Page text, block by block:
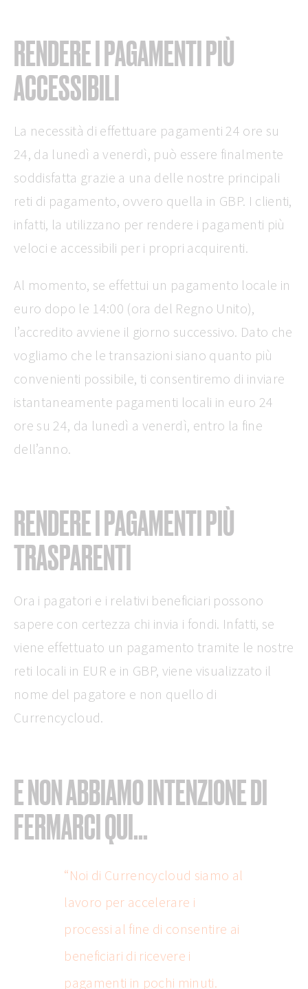
RENDERE I PAGAMENTI PIÙ
ACCESSIBILI
La necessità di effettuare pagamenti 24 ore su
24, da lunedì a venerdì, può essere finalmente
soddisfatta grazie a una delle nostre principali
reti di pagamento, ovvero quella in GBP. I clienti,
infatti, la utilizzano per rendere i pagamenti più
veloci e accessibili per i propri acquirenti.
Al momento, se effettui un pagamento locale in
euro dopo le 14:00 (ora del Regno Unito),
l’accredito avviene il giorno successivo. Dato che
vogliamo che le transazioni siano quanto più
convenienti possibile, ti consentiremo di inviare
istantaneamente pagamenti locali in euro 24
ore su 24, da lunedì a venerdì, entro la fine
dell’anno.
RENDERE I PAGAMENTI PIÙ
TRASPARENTI
Ora i pagatori e i relativi beneficiari possono
sapere con certezza chi invia i fondi. Infatti, se
viene effettuato un pagamento tramite le nostre
reti locali in EUR e in GBP, viene visualizzato il
nome del pagatore e non quello di
Currencycloud.
E NON ABBIAMO INTENZIONE DI
FERMARCI QUI...
“Noi di Currencycloud siamo al
lavoro per accelerare i
processi al fine di consentire ai
beneficiari di ricevere i
pagamenti in pochi minuti.